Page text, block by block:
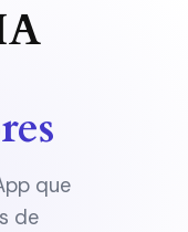
que
de